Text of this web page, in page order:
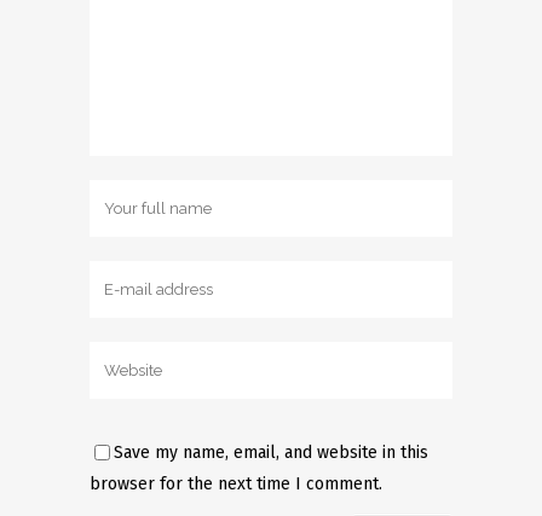
Save my name, email, and website in this
browser for the next time I comment.